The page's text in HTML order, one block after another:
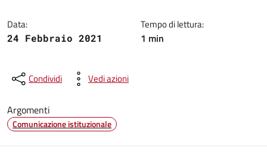
Data:
24 Febbraio 2021
Tempo di lettura:
1 min
Condividi Vedi azioni
Argomenti
Comunicazione istituzionale